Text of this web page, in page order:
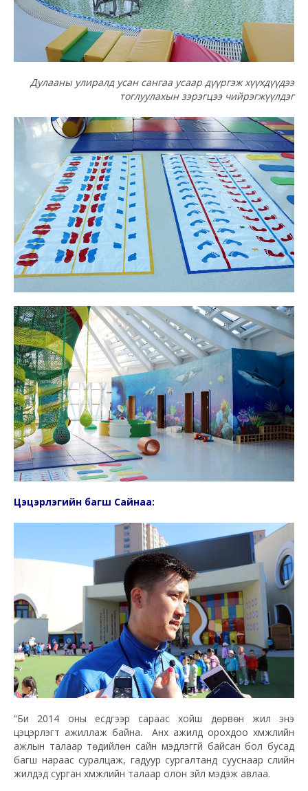
Дулааны улиралд усан сангаа усаар дүүргэж хүүхдүүдээ
тоглуулахын зэрэгцээ чийрэгжүүлдэг
Цэцэрлэгийн багш Сайнаа:
“Би 2014 оны есдүгээр сараас хойш дөрвөн жил энэ
цэцэрлэгт ажиллаж байна. Анх ажилд орохдоо хүмүүжлийн
ажлын талаар төдийлөн сайн мэдлэггүй байсан бол бусад
багш нараас суралцаж, гадуур сургалтанд сууснаар сүүлийн
жилүүдэд сурган хүмүүжлийн талаар олон зүйл мэдэж авлаа.